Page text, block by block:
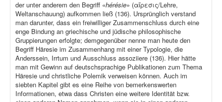
der unter anderem den Begriff «hérésie» (αἵρεσις/Lehre,
Weltanschauung) aufkommen ließ (136). Ursprünglich verstand
man darunter, dass ein freiwilliger Zusammenschluss durch eine
enge Bindung an griechische und jüdische philosophische
Gruppierungen erfolgte; demgegenüber nenne man heute den
Begriff Häresie im Zusammenhang mit einer Typologie, die
Anderssein, Irrtum und Ausschluss assoziiere (136). Hier hätte
man mit Gewinn auf deutschsprachige Publikationen zum Thema
Häresie und christliche Polemik verweisen können. Auch im
siebten Kapitel gibt es eine Reihe von bemerkenswerten
Informationen, etwa dass Christen eine weitere Identität bzw.